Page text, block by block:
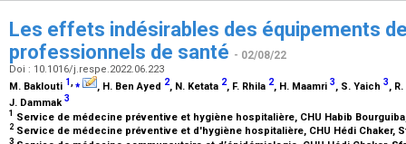
Les effets indésirables des équipements
professionnels de santé - 02/08/22
Doi : 10.1016/j.respe.2022.06.223
M. Baklouti 1,⁎ , H. Ben Ayed 2, N. Ketata 2, F. Rhila 2, H. Maamri 3, S. Yaich 3,
J. Dammak3
1 Service de médecine préventive et hygiène hospitalière, CHU Habib
2 Service de médecine préventive et d'hygiène hospitalière, CHU Hédi Chaker,
3